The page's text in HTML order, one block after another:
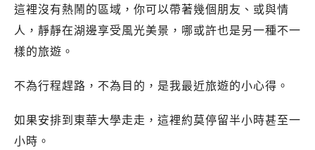
這裡沒有熱鬧的區域，你可以帶著幾個朋友、或與情
人，靜靜在湖邊享受風光美景，哪或許也是另一種不一
樣的旅遊。
不為行程趕路，不為目的，是我最近旅遊的小心得。
如果安排到東華大學走走，這裡約莫停留半小時甚至一
小時。